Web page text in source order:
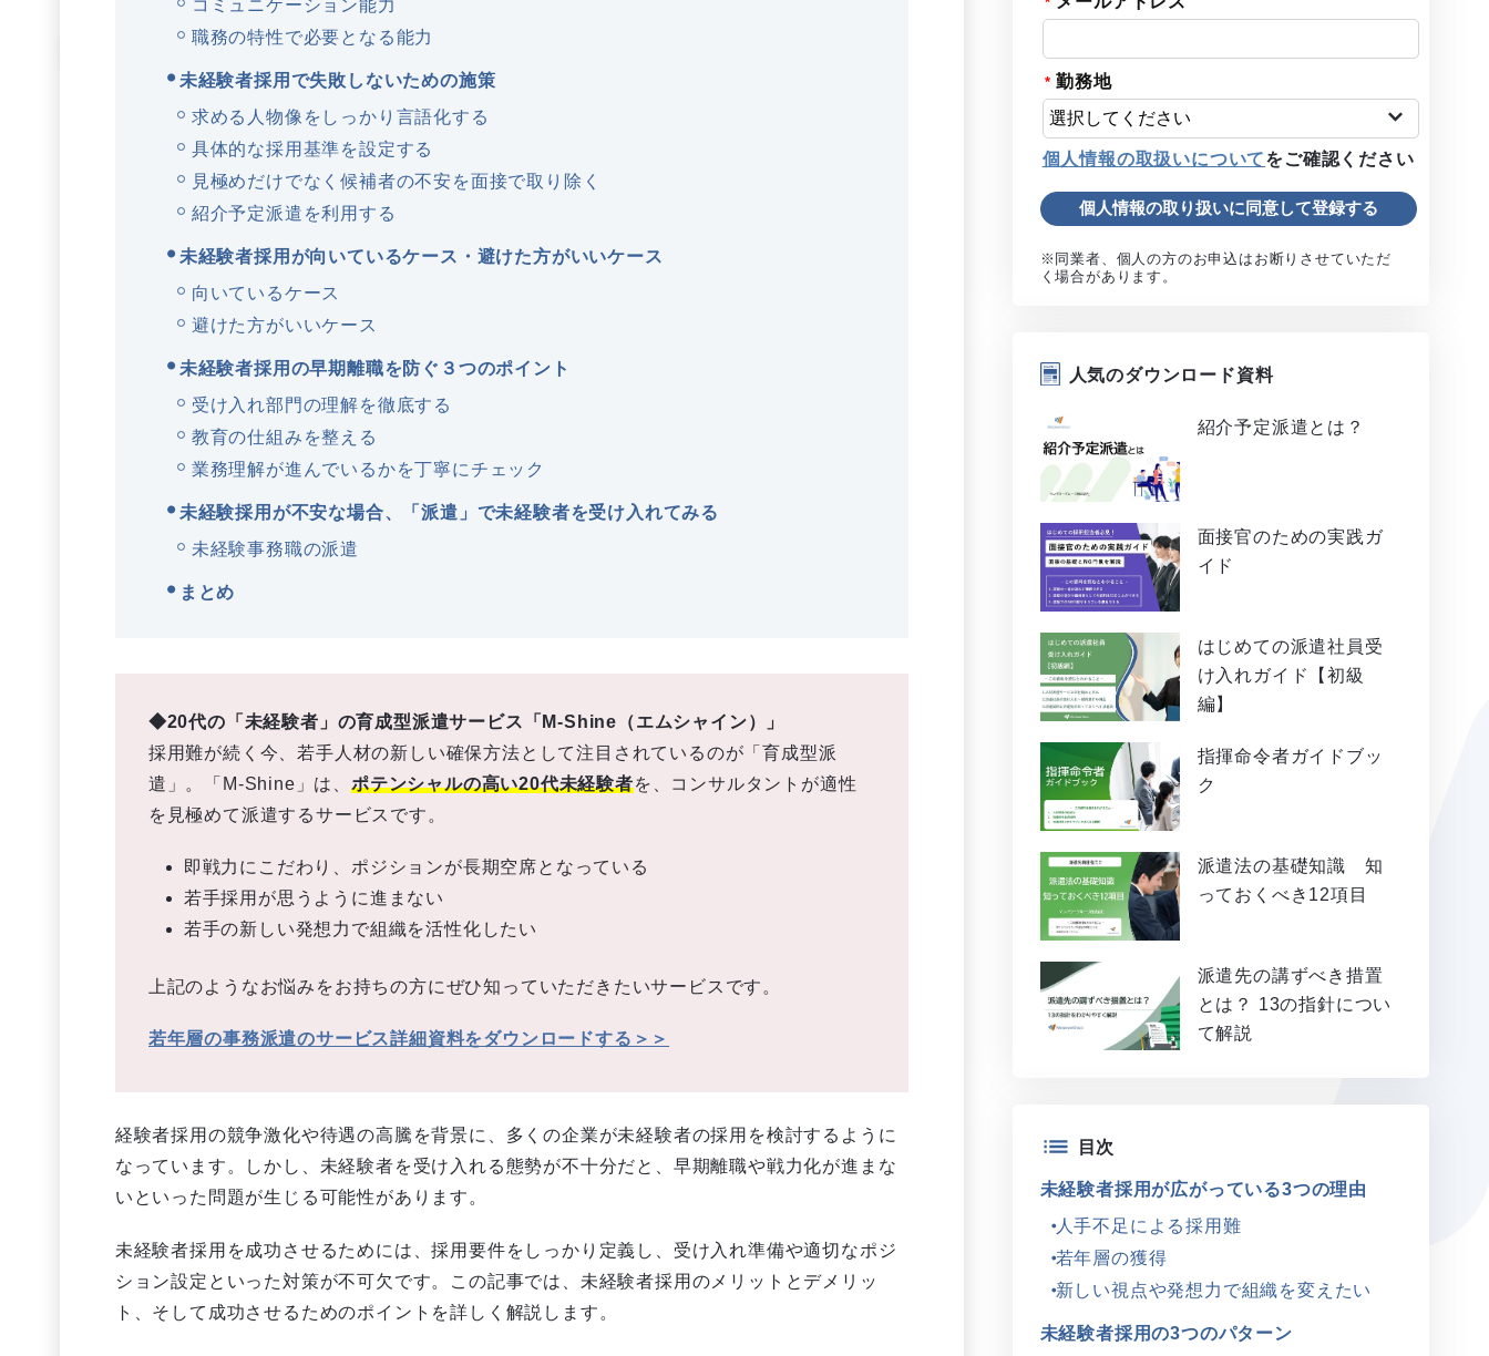
コミュニケーション能力
職務の特性で必要となる能力
未経験者採用で失敗しないための施策
求める人物像をしっかり言語化する
具体的な採用基準を設定する
見極めだけでなく候補者の不安を面接で取り除く
紹介予定派遣を利用する
未経験者採用が向いているケース・避けた方がいいケース
向いているケース
避けた方がいいケース
未経験者採用の早期離職を防ぐ３つのポイント
受け入れ部門の理解を徹底する
教育の仕組みを整える
業務理解が進んでいるかを丁寧にチェック
未経験採用が不安な場合、「派遣」で未経験者を受け入れてみる
未経験事務職の派遣
まとめ
◆20代の「未経験者」の育成型派遣サービス「M-Shine（エムシャイン）」
採用難が続く今、若手人材の新しい確保方法として注目されているのが「育成型派
遣」。「M-Shine」は、 ポテンシャルの高い20代未経験者を、コンサルタントが適性
を見極めて派遣するサービスです。
即戦力にこだわり、ポジションが長期空席となっている
若手採用が思うように進まない
若手の新しい発想力で組織を活性化したい
上記のようなお悩みをお持ちの方にぜひ知っていただきたいサービスです。
若年層の事務派遣のサービス詳細資料をダウンロードする＞＞
経験者採用の競争激化や待遇の高騰を背景に、多くの企業が未経験者の採用を検討するように
なっています。しかし、未経験者を受け入れる態勢が不十分だと、早期離職や戦力化が進まな
いといった問題が生じる可能性があります。
未経験者採用を成功させるためには、採用要件をしっかり定義し、受け入れ準備や適切なポジ
ション設定といった対策が不可欠です。この記事では、未経験者採用のメリットとデメリッ
ト、そして成功させるためのポイントを詳しく解説します。
勤務地
個人情報の取扱いについてをご確認ください
※同業者、個人の方のお申込はお断りさせていただ
く場合があります。
人気のダウンロード資料
紹介予定派遣とは？
面接官のための実践ガ
イド
はじめての派遣社員受
け入れガイド【初級
編】
指揮命令者ガイドブッ
ク
派遣法の基礎知識 知
っておくべき12項目
派遣先の講ずべき措置
とは？ 13の指針につい
て解説
目次
未経験者採用が広がっている3つの理由
人手不足による採用難
若年層の獲得
新しい視点や発想力で組織を変えたい
未経験者採用の3つのパターン